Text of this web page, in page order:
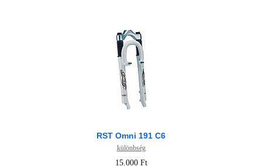
RST Omni 191 C6
különbség
15.000 Ft